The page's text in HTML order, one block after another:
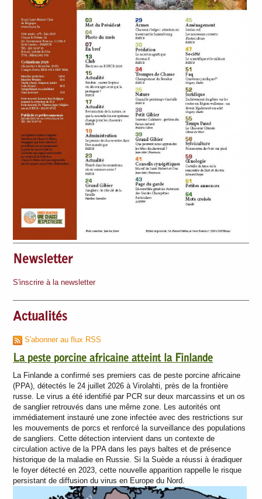
Newsletter
S'inscrire à la newsletter
Actualités
S'abonner au flux RSS
La peste porcine africaine atteint la Finlande
La Finlande a confirmé ses premiers cas de peste porcine africaine
(PPA), détectés le 24 juillet 2026 à Virolahti, près de la frontière
russe. Le virus a été identifié par PCR sur deux marcassins et un os
de sanglier retrouvés dans une même zone. Les autorités ont
immédiatement instauré une zone infectée avec des restrictions sur
les mouvements de porcs et renforcé la surveillance des populations
de sangliers. Cette détection intervient dans un contexte de
circulation active de la PPA dans les pays baltes et de présence
historique de la maladie en Russie. Si la Suède a réussi à éradiquer
le foyer détecté en 2023, cette nouvelle apparition rappelle le risque
persistant de diffusion du virus en Europe du Nord.